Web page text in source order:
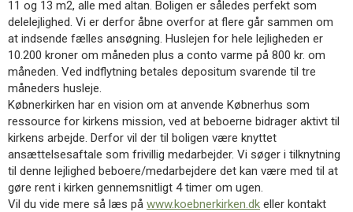
7.0:
Om
BaptistKirken
8.0:
Kontakt
9.0:
Forside
10.0:
Nyheder
11.0:
Kalender
Inspiration
Værktøjskassen
14.0:
Mission
15.0:
BaptistKirken
16.0:
Kontakt
11 og 13 m2, alle med altan. Boligen er således perfekt som
delelejlighed. Vi er derfor åbne overfor at flere går sammen om
at indsende fælles ansøgning. Huslejen for hele lejligheden er
10.200 kroner om måneden plus a conto varme på 800 kr. om
måneden. Ved indflytning betales depositum svarende til tre
måneders husleje.
Købnerkirken har en vision om at anvende Købnerhus som
ressource for kirkens mission, ved at beboerne bidrager aktivt til
kirkens arbejde. Derfor vil der til boligen være knyttet
ansættelsesaftale som frivillig medarbejder. Vi søger i tilknytning
til denne lejlighed beboere/medarbejdere det kan være med til at
gøre rent i kirken gennemsnitligt 4 timer om ugen.
Vil du vide mere så læs på www.koebnerkirken.dk eller kontakt